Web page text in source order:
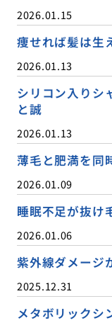
2026.01.15
痩せれば髪は生
2026.01.13
シリコン入りシ
と誠
2026.01.13
薄毛と肥満を同
2026.01.09
睡眠不足が抜け
2026.01.06
紫外線ダメージ
2025.12.31
メタボリックシ